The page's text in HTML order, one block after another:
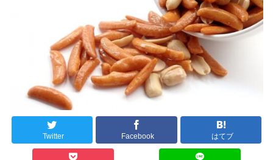
Twitter Facebook はてブ